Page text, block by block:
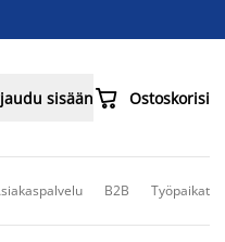
sisään Ostoskorisi
B2B Työpaikat